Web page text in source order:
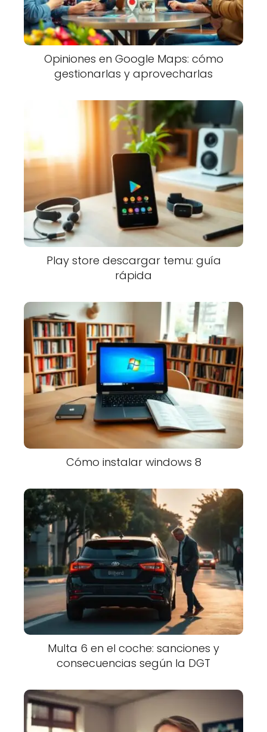
Opiniones en Google Maps: cómo
gestionarlas y aprovecharlas
Play store descargar temu: guía
rápida
Cómo instalar windows 8
Multa 6 en el coche: sanciones y
consecuencias según la DGT